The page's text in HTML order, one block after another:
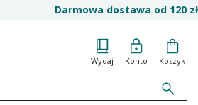
Darmowa dostawa od 120 zł
Wydaj Konto Koszyk